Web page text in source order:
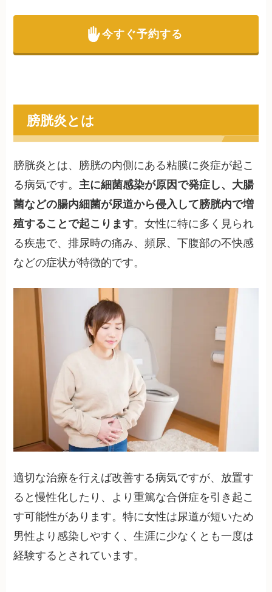
今すぐ予約する
膀胱炎とは
膀胱炎とは、膀胱の内側にある粘膜に炎症が起こ
る病気です。 主に細菌感染が原因で発症し、大腸
菌などの腸内細菌が尿道から侵入して膀胱内で増
殖することで起こります。女性に特に多く見られ
る疾患で、排尿時の痛み、頻尿、下腹部の不快感
などの症状が特徴的です。
適切な治療を行えば改善する病気ですが、放置す
ると慢性化したり、より重篤な合併症を引き起こ
す可能性があります。特に女性は尿道が短いため
男性より感染しやすく、生涯に少なくとも一度は
経験するとされています。